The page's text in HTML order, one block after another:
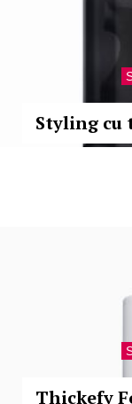
Styling cu
Thickefy